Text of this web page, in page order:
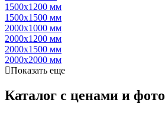
1500х1200 мм
1500х1500 мм
2000х1000 мм
2000х1200 мм
2000х1500 мм
2000х2000 мм
Показать еще
Каталог с ценами и фото